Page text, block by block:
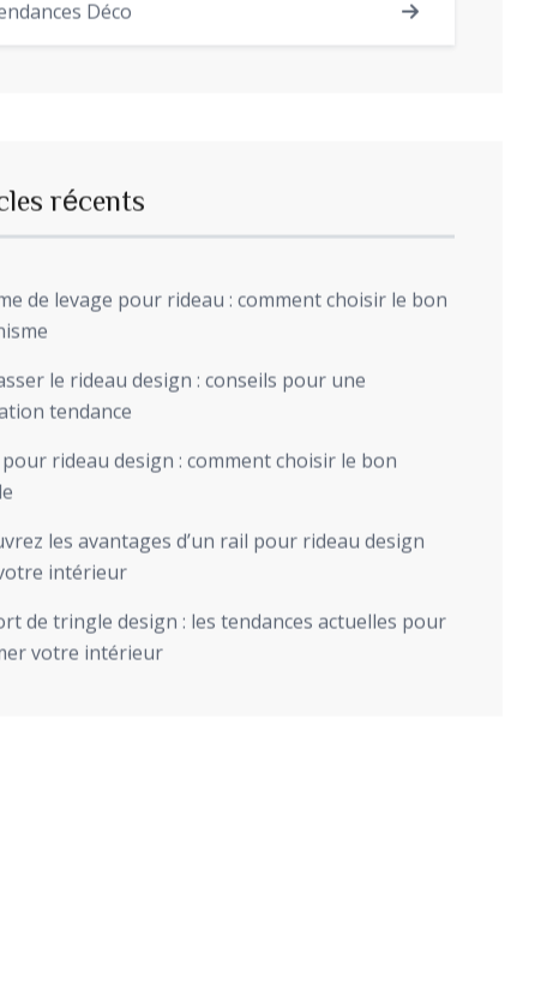
Déco
récents
de levage pour rideau : comment choisir le bon
le rideau design : conseils pour une
tendance
rideau design : comment choisir le bon
les avantages d’un rail pour rideau design
intérieur
de tringle design : les tendances actuelles pour
votre intérieur